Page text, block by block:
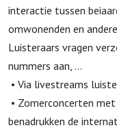
interactie tussen
omwonenden en
Luisteraars vragen
nummers aan, ...
• Via livestreams
• Zomerconcerten
benadrukken de